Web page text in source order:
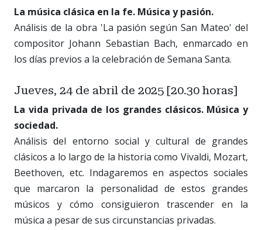
La música clásica en la fe. Música y pasión.
Análisis de la obra 'La pasión según San Mateo' del
compositor Johann Sebastian Bach, enmarcado en
los días previos a la celebración de Semana Santa.
Jueves, 24 de abril de 2025 [20.30 horas]
La vida privada de los grandes clásicos. Música y
sociedad.
Análisis del entorno social y cultural de grandes
clásicos a lo largo de la historia como Vivaldi, Mozart,
Beethoven, etc. Indagaremos en aspectos sociales
que marcaron la personalidad de estos grandes
músicos y cómo consiguieron trascender en la
música a pesar de sus circunstancias privadas.